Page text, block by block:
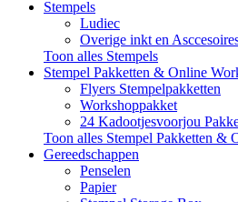
Stempels
Ludiec
Overige inkt en
Toon alles Stempels
Stempel Pakketten & Online
Flyers Stempelpakketten
Workshoppakket
24 Kadootjesvoorjou
Toon alles Stempel Pakketten &
Gereedschappen
Penselen
Papier